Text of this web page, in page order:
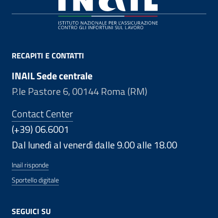
RECAPITI E CONTATTI
INAIL Sede centrale
P.le Pastore 6, 00144 Roma (RM)
Contact Center
(+39) 06.6001
Dal lunedì al venerdì dalle 9.00 alle 18.00
Inail risponde
Sportello digitale
SEGUICI SU